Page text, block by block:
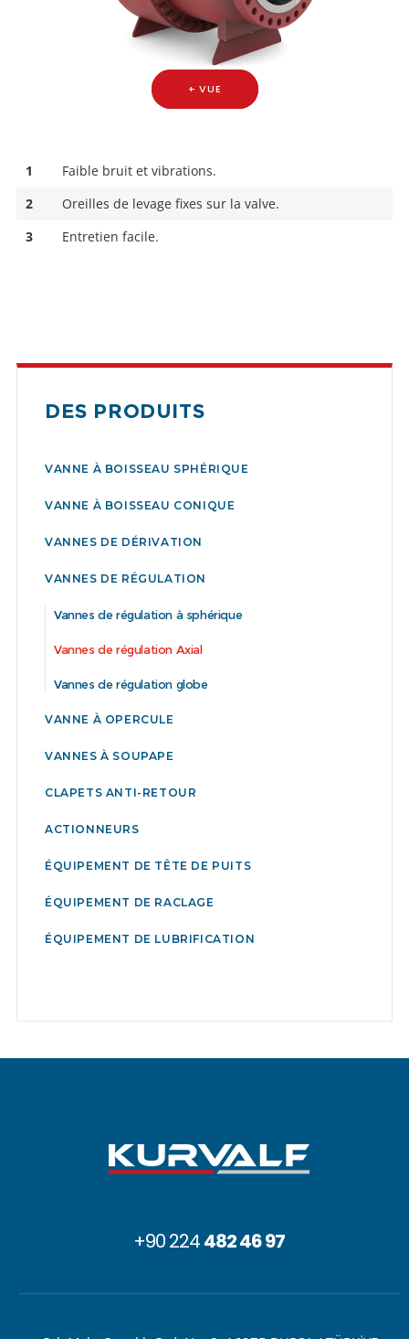
+ VUE
1
Faible bruit et vibrations.
2
Oreilles de levage fixes sur la valve.
3
Entretien facile.
DES PRODUITS
VANNE À BOISSEAU SPHÉRIQUE
VANNE À BOISSEAU CONIQUE
VANNES DE DÉRIVATION
VANNES DE RÉGULATION
Vannes de régulation à sphérique
Vannes de régulation Axial
Vannes de régulation globe
VANNE À OPERCULE
VANNES À SOUPAPE
CLAPETS ANTI-RETOUR
ACTIONNEURS
ÉQUIPEMENT DE TÊTE DE PUITS
ÉQUIPEMENT DE RACLAGE
ÉQUIPEMENT DE LUBRIFICATION
+90 224482 46 97